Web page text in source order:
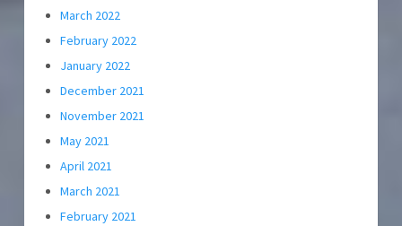
March 2022
February 2022
January 2022
December 2021
November 2021
May 2021
April 2021
March 2021
February 2021